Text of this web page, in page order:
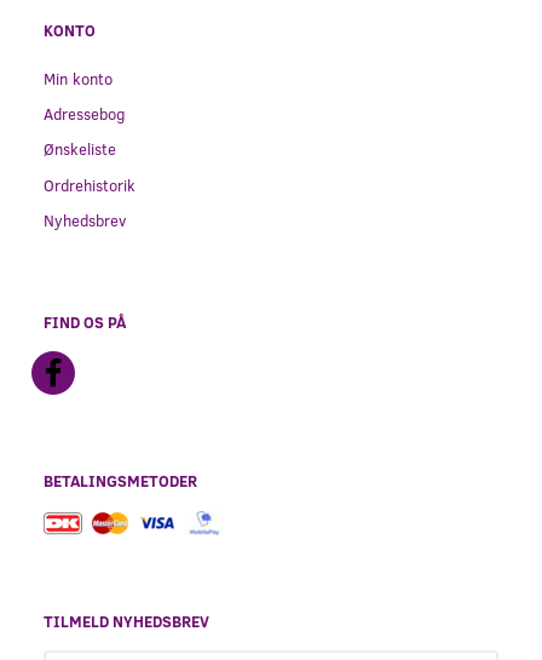
KONTO
Min konto
Adressebog
Ønskeliste
Ordrehistorik
Nyhedsbrev
FIND OS PÅ
BETALINGSMETODER
TILMELD NYHEDSBREV